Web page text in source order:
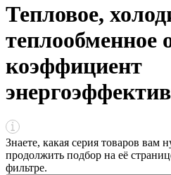
Тепловое,
теплообменное
коэффициент
Знаете, какая серия товаров вам
продолжить подбор на её
фильтре.